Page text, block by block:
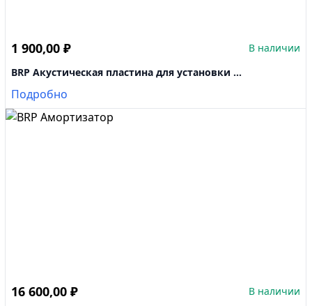
1 900,00 ₽
В наличии
BRP Акустическая пластина для установки ...
Подробно
16 600,00 ₽
В наличии